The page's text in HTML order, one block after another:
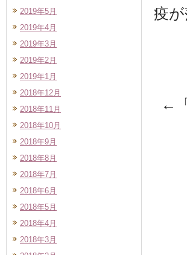
2019年5月
2019年4月
2019年3月
2019年2月
2019年1月
2018年12月
2018年11月
2018年10月
2018年9月
2018年8月
2018年7月
2018年6月
2018年5月
2018年4月
2018年3月
疫
←「